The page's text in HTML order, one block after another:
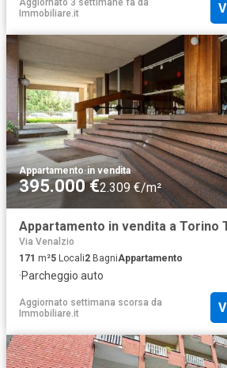
Aggiornato 3 settimane fa da
Immobiliare.it
Appartamento·in vendita
395.000 €2.309 €/m²
Appartamento in vendita a Torino
Via Venalzio
171 m²5 Locali2 BagniAppartamento
·Parcheggio auto
Aggiornato settimana scorsa da
Immobiliare.it